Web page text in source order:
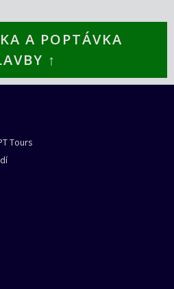
A POPTÁVKA
↑
Tours